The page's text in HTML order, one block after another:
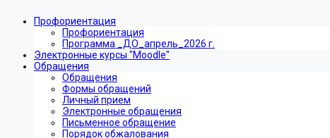
Профориентация
Профориентация
Программа _ДО_апрель_2026 г.
Электронные курсы "Moodle"
Обращения
Обращения
Формы обращений
Личный прием
Электронные обращения
Письменное обращение
Порядок обжалования